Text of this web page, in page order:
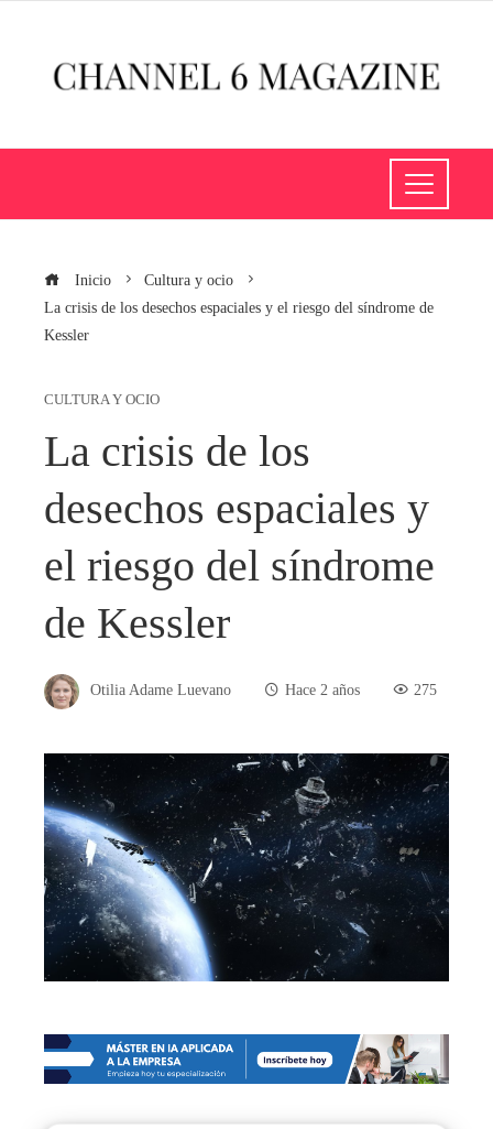
Inicio
Cultura y ocio
La crisis de los desechos espaciales y el riesgo del síndrome de
Kessler
CULTURA Y OCIO
La crisis de los
desechos espaciales y
el riesgo del síndrome
de Kessler
Otilia Adame Luevano Hace 2 años 275